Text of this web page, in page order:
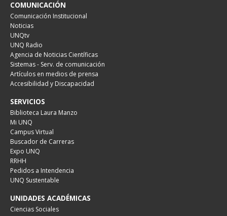
COMUNICACIÓN
Comunicación Institucional
Noticias
UNQtv
UNQ Radio
Agencia de Noticias Científicas
Sistemas - Serv. de comunicación
Artículos en medios de prensa
Accesibilidad y Discapacidad
SERVICIOS
Biblioteca Laura Manzo
Mi UNQ
Campus Virtual
Buscador de Carreras
Expo UNQ
RRHH
Pedidos a Intendencia
UNQ Sustentable
UNIDADES ACADÉMICAS
Ciencias Sociales